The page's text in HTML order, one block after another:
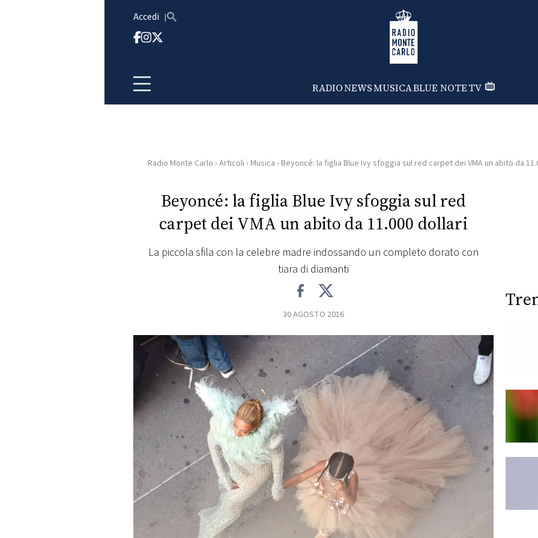
Accedi Radio Monte Carlo
RADIONEWSMUSICABLUE NOTETV
HOME
RADIO
CONCORSI
EVENTI
VIDEO
TV
PRINCIPATO
Radio Monte Carlo › Articoli › Musica › Beyoncé: la figlia Blue Ivy sfoggia sul red carpet dei VMA un abito da
Beyoncé: la figlia Blue Ivy sfoggia sul red
carpet dei VMA un abito da 11.000 dollari
La piccola sfila con la celebre madre indossando un completo dorato con
tiara di diamanti
30 AGOSTO 2016